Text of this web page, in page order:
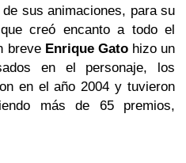
sus animaciones, para su
creó encanto a todo el
breve Enrique Gatohizo un
en el personaje, los
en el año 2004 y tuvieron
más de 65 premios,